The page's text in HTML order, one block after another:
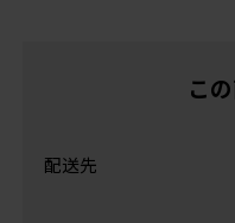
こ
配送先